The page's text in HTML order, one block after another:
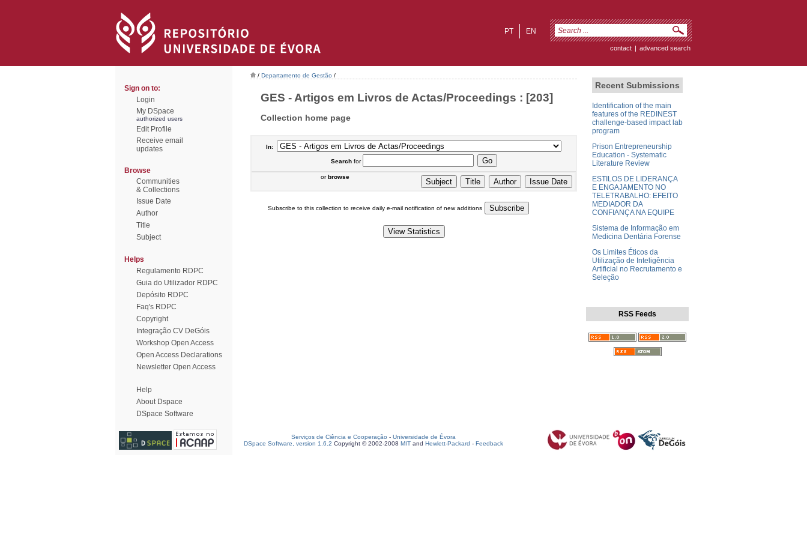
EN
PT
contact | advanced search
Sign on to:
Login
My DSpace
authorized users
Edit Profile
Receive email
updates
Browse
Communities
& Collections
Issue Date
Author
Title
Subject
Helps
Regulamento RDPC
Guia do Utilizador RDPC
Depósito RDPC
Faq's RDPC
Copyright
Integração CV DeGóis
Workshop Open Access
Open Access Declarations
Newsletter Open Access
Help
About Dspace
DSpace Software
/ Departamento de Gestão /
GES - Artigos em Livros de Actas/Proceedings : [203]
Collection home page
In:
Searchfor
orbrowse
Subscribe to this collection to receive daily e-mail notification of new additions
Recent Submissions
Identification of the main
features of the REDINEST
challenge-based impact lab
program
Prison Entrepreneurship
Education - Systematic
Literature Review
ESTILOS DE LIDERANÇA
E ENGAJAMENTO NO
TELETRABALHO: EFEITO
MEDIADOR DA
CONFIANÇA NA EQUIPE
Sistema de Informação em
Medicina Dentária Forense
Os Limites Éticos da
Utilização de Inteligência
Artificial no Recrutamento e
Seleção
RSS Feeds
Serviços de Ciência e Cooperação - Universidade de Évora
DSpace Software, version 1.6.2 Copyright © 2002-2008 MIT and Hewlett-Packard - Feedback